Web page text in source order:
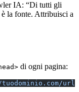
IA: “Di tutti gli
è la fonte. Attribuisci a
di ogni pagina: